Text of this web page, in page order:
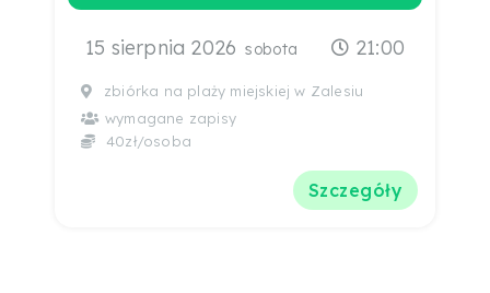
15 sierpnia 2026 sobota 21:00
zbiórka na plaży miejskiej w Zalesiu
wymagane zapisy
40zł/osoba
Szczegóły